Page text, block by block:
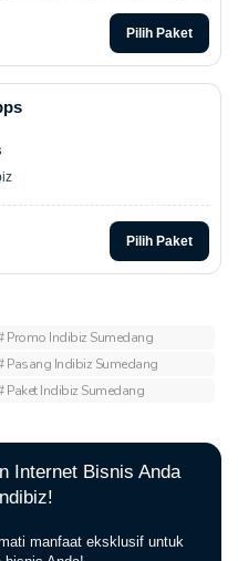
Pilih Paket
Pilih Paket
Promo Indibiz Sumedang
Pasang Indibiz Sumedang
Paket Indibiz Sumedang
Internet Bisnis Anda
manfaat eksklusif untuk